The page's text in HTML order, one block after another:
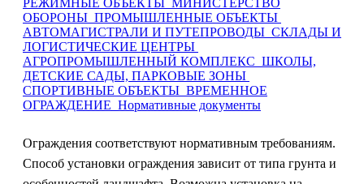
РЕЖИМНЫЕ ОБЪЕКТЫ МИНИСТЕРСТВО
ОБОРОНЫ ПРОМЫШЛЕННЫЕ ОБЪЕКТЫ
АВТОМАГИСТРАЛИ И ПУТЕПРОВОДЫ СКЛАДЫ И
ЛОГИСТИЧЕСКИЕ ЦЕНТРЫ
АГРОПРОМЫШЛЕННЫЙ КОМПЛЕКС ШКОЛЫ,
ДЕТСКИЕ САДЫ, ПАРКОВЫЕ ЗОНЫ
СПОРТИВНЫЕ ОБЪЕКТЫ ВРЕМЕННОЕ
ОГРАЖДЕНИЕ Нормативные документы
Ограждения соответствуют нормативным требованиям.
Способ установки ограждения зависит от типа грунта и